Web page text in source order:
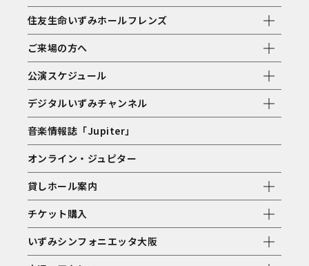
住友生命いずみホールフレンズ
ご来場の方へ
公演スケジュール
デジタルいずみチャンネル
音楽情報誌「Jupiter」
オンライン・ジュピター
貸しホール案内
チケット購入
いずみシンフォニエッタ大阪